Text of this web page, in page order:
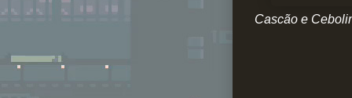
Cascão e